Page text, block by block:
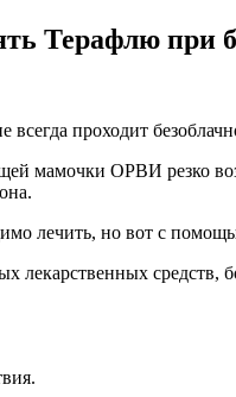
Терафлю при
всегда проходит
мамочки ОРВИ резко
лечить, но вот с
лекарственных средств,